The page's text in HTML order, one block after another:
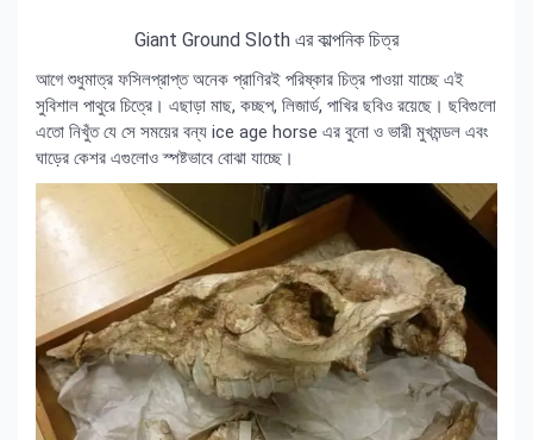
Giant Ground Sloth এর কাল্পনিক চিত্র
আগে শুধুমাত্র ফসিলপ্রাপ্ত অনেক প্রাণিরই পরিষ্কার চিত্র পাওয়া যাচ্ছে এই
সুবিশাল পাথুরে চিত্রে‍। এছাড়া মাছ, কচ্ছপ, লিজার্ড, পাখির ছবিও রয়েছে‍। ছবিগুলো
এতো নিখুঁত যে সে সময়ের বন্য ice age horse এর বুনো ও ভারী মুখমন্ডল এবং
ঘাড়ের কেশর এগুলোও স্পষ্টভাবে বোঝা যাচ্ছে‍।